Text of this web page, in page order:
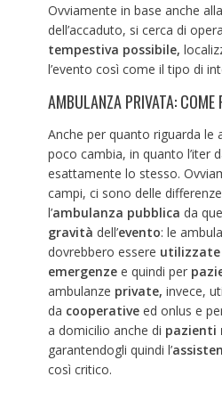
Ovviamente in base anche alla
dell’accaduto, si cerca di
tempestiva possibile,
l’evento così come il tipo di
AMBULANZA PRIVATA: COME
Anche per quanto riguarda le
poco cambia, in quanto l’iter
esattamente lo stesso.
campi, ci sono delle
l’ambulanza pubblica da
gravità dell’evento: le
dovrebbero essere utilizzate
emergenzee quindi per
ambulanze private, invece,
da cooperativeed onlus e
a domicilio anche di pazienti
garantendogli quindi l’
così critico.